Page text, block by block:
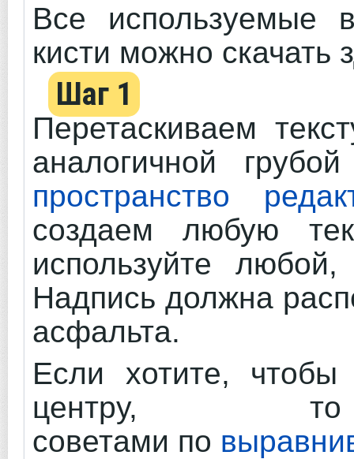
Все используемые
кисти можно скачать
Шаг 1
Перетаскиваем
аналогичной
пространство
создаем любую
используйте
Надпись должна
асфальта.
Если хотите,
центру, то
советами по